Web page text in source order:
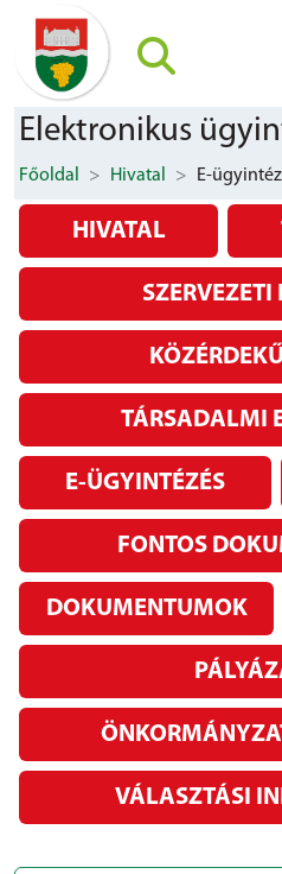
Elektronikus
Főoldal Hivatal E-
HIVATAL
SZERVEZETI
TÁRSADALMI
E-ÜGYINTÉZÉS
FONTOS
DOKUMENTUMOK
VÁLASZTÁSI